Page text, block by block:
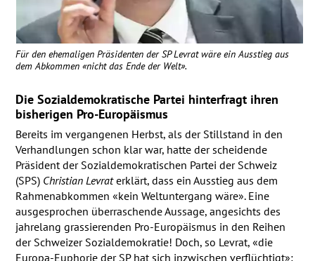
Für den ehemaligen Präsidenten der SP Levrat wäre ein Ausstieg aus
dem Abkommen «nicht das Ende der Welt».
Die Sozialdemokratische Partei hinterfragt ihren
bisherigen Pro-Europäismus
Bereits im vergangenen Herbst, als der Stillstand in den
Verhandlungen schon klar war, hatte der scheidende
Präsident der Sozialdemokratischen Partei der Schweiz
(SPS) Christian Levraterklärt, dass ein Ausstieg aus dem
Rahmenabkommen «kein Weltuntergang wäre». Eine
ausgesprochen überraschende Aussage, angesichts des
jahrelang grassierenden Pro-Europäismus in den Reihen
der Schweizer Sozialdemokratie! Doch, so Levrat, «die
Europa-Euphorie der SP hat sich inzwischen verflüchtigt»: